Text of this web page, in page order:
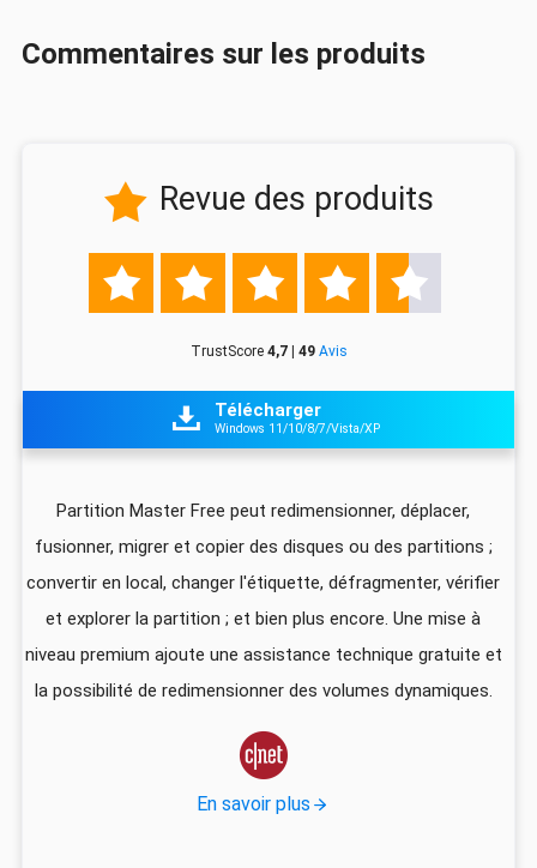
Commentaires sur les produits
 Revue des produits
    
TrustScore 4,7 | 49 Avis
 Télécharger
Windows 11/10/8/7/Vista/XP
Partition Master Free peut redimensionner, déplacer,
fusionner, migrer et copier des disques ou des partitions ;
convertir en local, changer l'étiquette, défragmenter, vérifier
et explorer la partition ; et bien plus encore. Une mise à
niveau premium ajoute une assistance technique gratuite et
la possibilité de redimensionner des volumes dynamiques.

En savoir plus